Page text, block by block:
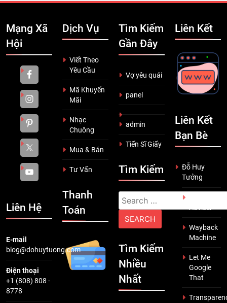
Mạng Xã
Hội
Liên Hệ
E-mail
blog@dohuytuong.com
Điện thoại
+1 (808) 808 -
8778
Dịch Vụ
Viết Theo
Yêu Cầu
Mã Khuyến
Mãi
Nhạc
Chuông
Mua & Bán
Tư Vấn
Thanh
Toán
Tìm Kiếm
Gần Đây
Vợ yêu quái
panel
admin
Tiến Sĩ Giấy
Tìm Kiếm
Search
for:
Tìm Kiếm
Nhiều
Nhất
Liên Kết
Liên Kết
Bạn Bè
Đỗ Huy
Tưởng
Adviser
Wayback
Machine
Let Me
Google
That